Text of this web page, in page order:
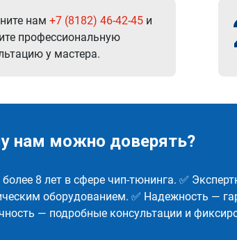
нам +7 (8182) 46-42-45 и
профессиональную
у мастера.
нам можно доверять?
8 лет в сфере чип-тюнинга. ✅
оборудованием. ✅ Надежность —
— подробные консультации и